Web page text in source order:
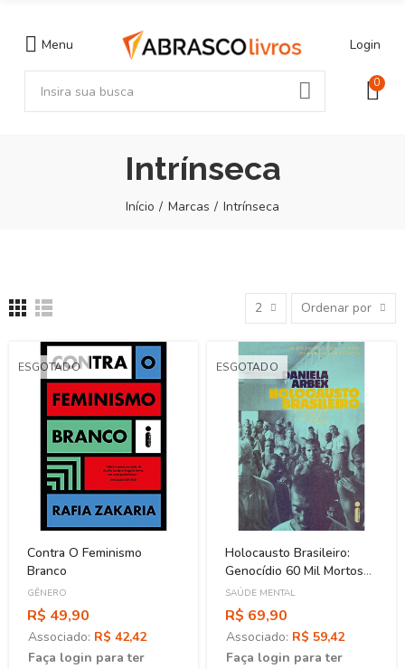
Menu Login
0
Intrínseca
Início Marcas Intrínseca
2 Ordenar por
ESGOTADO
Contra O Feminismo
Branco
GÊNERO
R$ 49,90
Associado: R$ 42,42
Faça login para ter
ESGOTADO
Holocausto Brasileiro:
Genocídio 60 Mil Mortos
No Maior Hospício Do
Brasil
SAÚDE MENTAL
R$ 69,90
Associado: R$ 59,42
Faça login para ter